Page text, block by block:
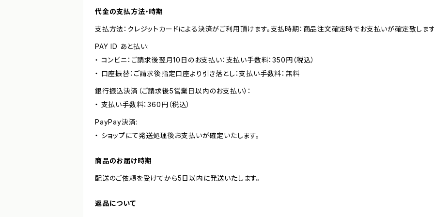
代金の支払方法・時期
支払方法：クレジットカードによる決済がご利用頂けます。支払時期：商品注文確定時でお支払いが確定致します
PAY ID あと払い:
・ コンビニ：ご請求後翌月10日のお支払い：支払い手数料：350円（税込）
・ 口座振替：ご請求後指定口座より引き落とし：支払い手数料：無料
銀行振込決済（ご請求後5営業日以内のお支払い）：
・ 支払い手数料：360円（税込）
PayPay決済:
・ ショップにて発送処理後お支払いが確定いたします。
商品のお届け時期
配送のご依頼を受けてから5日以内に発送いたします。
返品について